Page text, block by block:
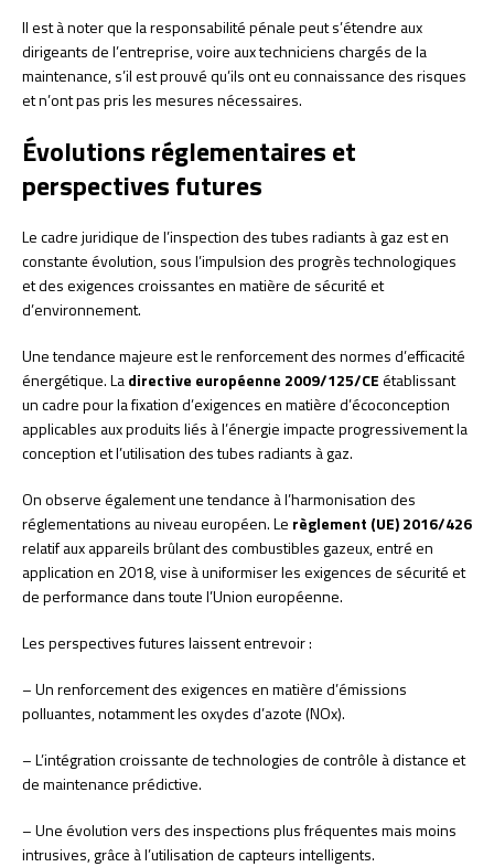
Il est à noter que la responsabilité pénale peut s’étendre aux
dirigeants de l’entreprise, voire aux techniciens chargés de la
maintenance, s’il est prouvé qu’ils ont eu connaissance des risques
et n’ont pas pris les mesures nécessaires.
Évolutions réglementaires et
perspectives futures
Le cadre juridique de l’inspection des tubes radiants à gaz est en
constante évolution, sous l’impulsion des progrès technologiques
et des exigences croissantes en matière de sécurité et
d’environnement.
Une tendance majeure est le renforcement des normes d’efficacité
énergétique. Ladirective européenne 2009/125/CEétablissant
un cadre pour la fixation d’exigences en matière d’écoconception
applicables aux produits liés à l’énergie impacte progressivement la
conception et l’utilisation des tubes radiants à gaz.
On observe également une tendance à l’harmonisation des
réglementations au niveau européen. Le règlement (UE) 2016/426
relatif aux appareils brûlant des combustibles gazeux, entré en
application en 2018, vise à uniformiser les exigences de sécurité et
de performance dans toute l’Union européenne.
Les perspectives futures laissent entrevoir :
– Un renforcement des exigences en matière d’émissions
polluantes, notamment les oxydes d’azote (NOx).
– L’intégration croissante de technologies de contrôle à distance et
de maintenance prédictive.
– Une évolution vers des inspections plus fréquentes mais moins
intrusives, grâce à l’utilisation de capteurs intelligents.